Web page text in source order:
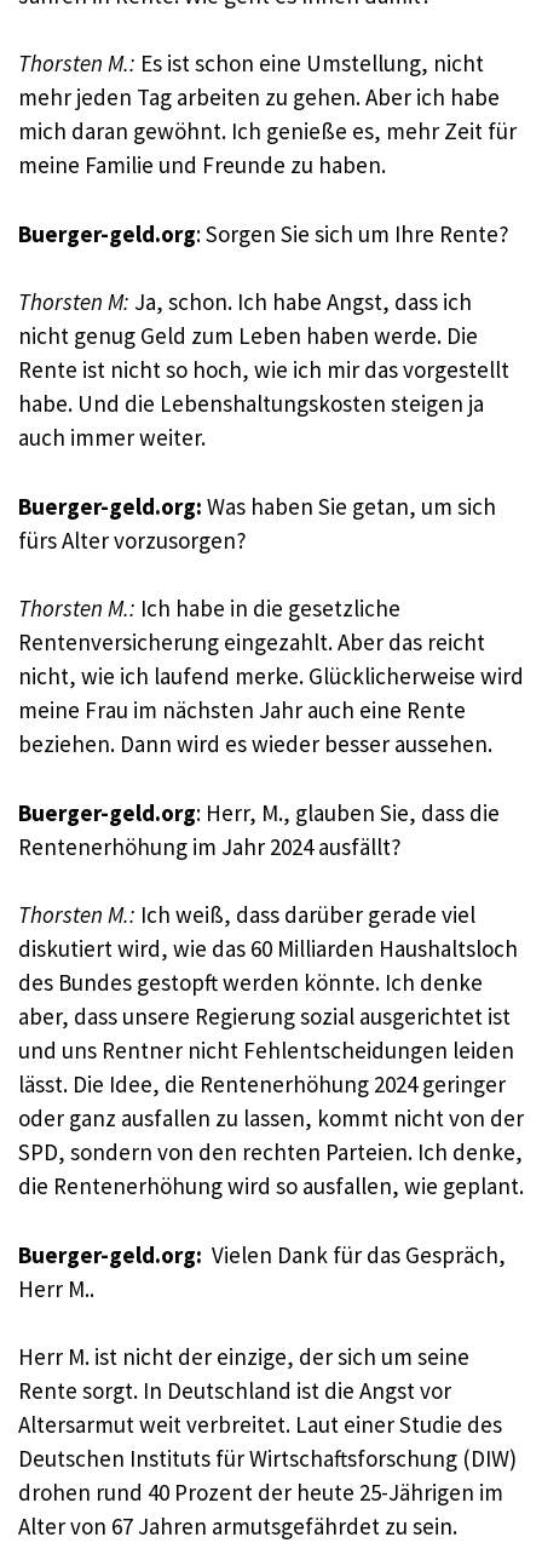
Thorsten M.: Es ist schon eine Umstellung, nicht
mehr jeden Tag arbeiten zu gehen. Aber ich habe
mich daran gewöhnt. Ich genieße es, mehr Zeit für
meine Familie und Freunde zu haben.
Buerger-geld.org: Sorgen Sie sich um Ihre Rente?
Thorsten M: Ja, schon. Ich habe Angst, dass ich
nicht genug Geld zum Leben haben werde. Die
Rente ist nicht so hoch, wie ich mir das vorgestellt
habe. Und die Lebenshaltungskosten steigen ja
auch immer weiter.
Buerger-geld.org: Was haben Sie getan, um sich
fürs Alter vorzusorgen?
Thorsten M.: Ich habe in die gesetzliche
Rentenversicherung eingezahlt. Aber das reicht
nicht, wie ich laufend merke. Glücklicherweise wird
meine Frau im nächsten Jahr auch eine Rente
beziehen. Dann wird es wieder besser aussehen.
Buerger-geld.org: Herr, M., glauben Sie, dass die
Rentenerhöhung im Jahr 2024 ausfällt?
Thorsten M.: Ich weiß, dass darüber gerade viel
diskutiert wird, wie das 60 Milliarden Haushaltsloch
des Bundes gestopft werden könnte. Ich denke
aber, dass unsere Regierung sozial ausgerichtet ist
und uns Rentner nicht Fehlentscheidungen leiden
lässt. Die Idee, die Rentenerhöhung 2024 geringer
oder ganz ausfallen zu lassen, kommt nicht von der
SPD, sondern von den rechten Parteien. Ich denke,
die Rentenerhöhung wird so ausfallen, wie geplant.
Buerger-geld.org: Vielen Dank für das Gespräch,
Herr M..
Herr M. ist nicht der einzige, der sich um seine
Rente sorgt. In Deutschland ist die Angst vor
Altersarmut weit verbreitet. Laut einer Studie des
Deutschen Instituts für Wirtschaftsforschung (DIW)
drohen rund 40 Prozent der heute 25-Jährigen im
Alter von 67 Jahren armutsgefährdet zu sein.